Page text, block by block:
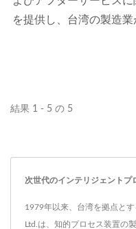
を提供し、台湾の製造
結果 1 - 5 の 5
次世代のインテリジェント
1979年以来、台湾を拠点とす
Ltd.は、知的プロセス装置の